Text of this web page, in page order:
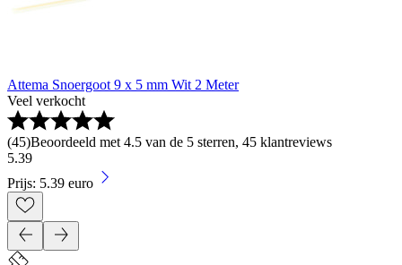
Attema Snoergoot 9 x 5 mm Wit 2 Meter
Veel verkocht
(45)Beoordeeld met 4.5 van de 5 sterren, 45 klantreviews
5.39
Prijs: 5.39 euro